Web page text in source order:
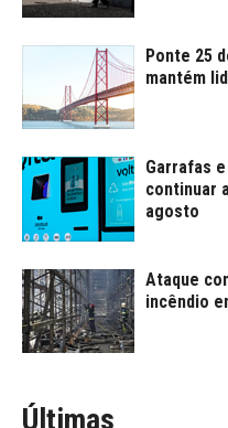
Ponte 25
mantém
Garrafas
continuar
agosto
Ataque
incêndio
Últimas